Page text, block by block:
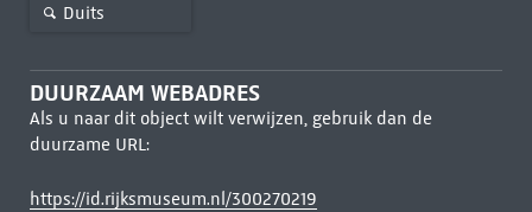
Duits
DUURZAAM WEBADRES
Als u naar dit object wilt verwijzen, gebruik dan de
duurzame URL:
https://id.rijksmuseum.nl/300270219